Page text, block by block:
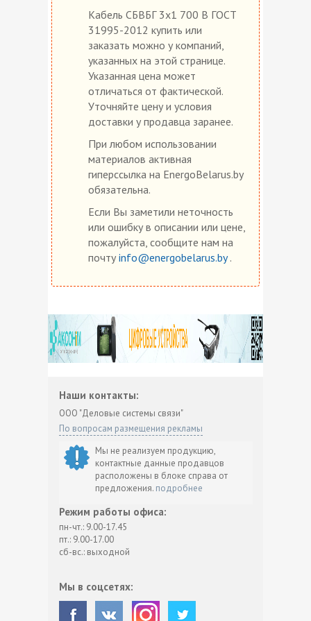
Кабель СБВБГ 3х1 700 В ГОСТ
31995-2012 купить или
заказать можно у компаний,
указанных на этой странице.
Указанная цена может
отличаться от фактической.
Уточняйте цену и условия
доставки у продавца заранее.
При любом использовании
материалов активная
гиперссылка на EnergoBelarus.by
обязательна.
Если Вы заметили неточность
или ошибку в описании или цене,
пожалуйста, сообщите нам на
почту info@energobelarus.by.
Наши контакты:
ООО "Деловые системы связи"
По вопросам размещения рекламы
Мы не реализуем продукцию,
контактные данные продавцов
расположены в блоке справа от
предложения. подробнее
Режим работы офиса:
пн-чт.: 9.00-17.45
пт.: 9.00-17.00
сб-вс.: выходной
Мы в соцсетях: